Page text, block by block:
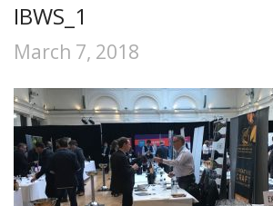
IBWS_1
March 7, 2018